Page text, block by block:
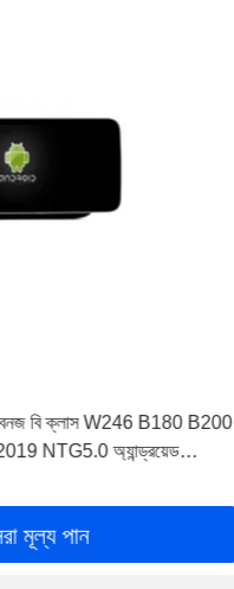
বি ক্লাস W246 B180 B200
NTG5.0 অ্যান্ড্রয়েড
মূল্য পান